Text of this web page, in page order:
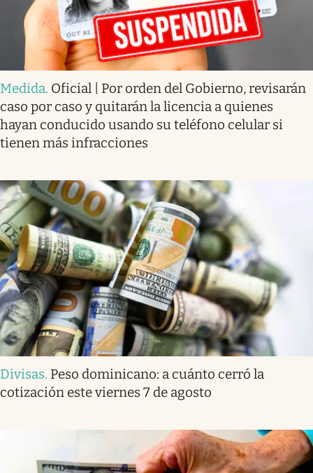
Medida. Oficial | Por orden del Gobierno, revisarán
caso por caso y quitarán la licencia a quienes
hayan conducido usando su teléfono celular si
tienen más infracciones
Divisas. Peso dominicano: a cuánto cerró la
cotización este viernes 7 de agosto